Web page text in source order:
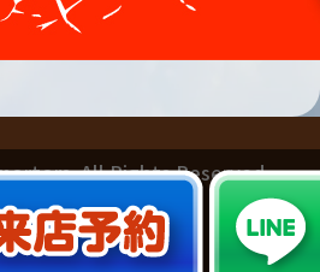
All Rights Reserved.